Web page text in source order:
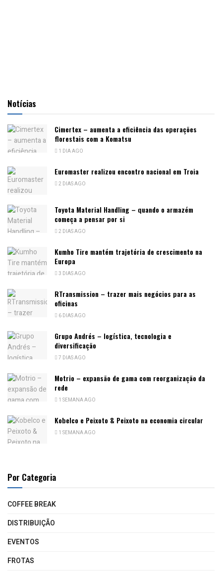
Notícias
Cimertex – aumenta a eficiência das operações
florestais com a Komatsu
1 DIA AGO
Euromaster realizou encontro nacional em Troia
2 DIAS AGO
Toyota Material Handling – quando o armazém
começa a pensar por si
2 DIAS AGO
Kumho Tire mantém trajetória de crescimento na
Europa
3 DIAS AGO
RTransmission – trazer mais negócios para as
oficinas
6 DIAS AGO
Grupo Andrés – logística, tecnologia e
diversificação
7 DIAS AGO
Motrio – expansão de gama com reorganização da
rede
1 SEMANA AGO
Kobelco e Peixoto & Peixoto na economia circular
1 SEMANA AGO
Por Categoria
COFFEE BREAK
DISTRIBUIÇÃO
EVENTOS
FROTAS